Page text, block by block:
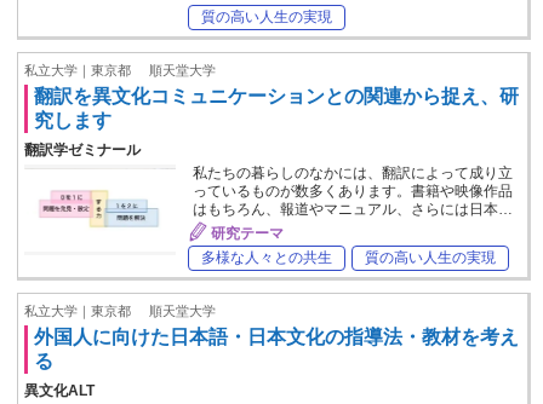
質の高い人生の実現
私立大学｜東京都 順天堂大学
翻訳を異文化コミュニケーションとの関連から捉え、研
究します
翻訳学ゼミナール
私たちの暮らしのなかには、翻訳によって成り立
っているものが数多くあります。書籍や映像作品
はもちろん、報道やマニュアル、さらには日本…
研究テーマ
多様な人々との共生
質の高い人生の実現
私立大学｜東京都 順天堂大学
外国人に向けた日本語・日本文化の指導法・教材を考え
る
異文化ALT